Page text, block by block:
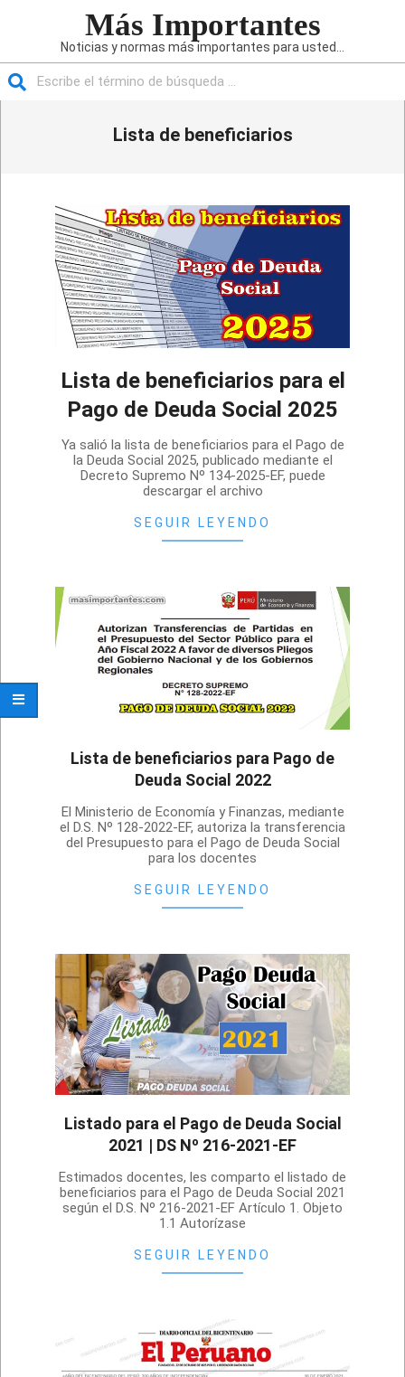
Más Importantes
Noticias y normas más importantes para usted...
Lista de beneficiarios
Lista de beneficiarios para el
Pago de Deuda Social 2025
07-
Ya salió la lista de beneficiarios para el Pago de
la Deuda Social 2025, publicado mediante el
Decreto Supremo Nº 134-2025-EF, puede
descargar el archivo
SEGUIR LEYENDO
Lista de beneficiarios para Pago de
Deuda Social 2022
06-
21
El Ministerio de Economía y Finanzas, mediante
el D.S. Nº 128-2022-EF, autoriza la transferencia
del Presupuesto para el Pago de Deuda Social
para los docentes
SEGUIR LEYENDO
Listado para el Pago de Deuda Social
2021 | DS Nº 216-2021-EF
08-
28
Estimados docentes, les comparto el listado de
beneficiarios para el Pago de Deuda Social 2021
según el D.S. Nº 216-2021-EF Artículo 1. Objeto
1.1 Autorízase
SEGUIR LEYENDO